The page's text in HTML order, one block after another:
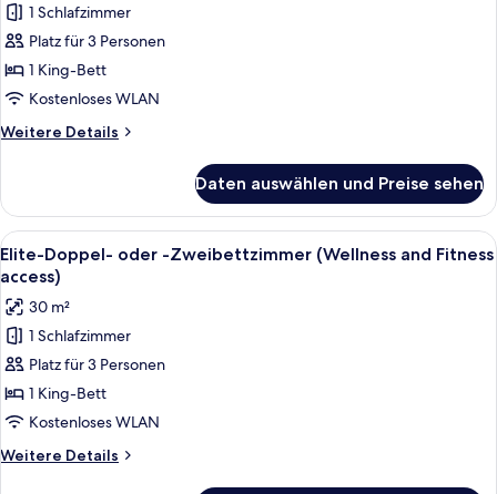
Deluxe-
Suite
(Wellness
and
access)
1 Schlafzimmer
Platz für 3 Personen
1 King-Bett
Kostenloses WLAN
Weitere Details
Weitere
Suite
(Wellness
and
Fitness
Daten auswählen und Preise sehen
Alle
Fotos
für
Elite-
Doppel-
oder
-
Zweibettzimmer
(Wellness
and
Minibar, Zimmersafe, Schreibtisch,
4
Elite-Doppel- oder -Zweibettzimmer (Wellness and Fitness
access)
30 m²
1 Schlafzimmer
Platz für 3 Personen
1 King-Bett
Kostenloses WLAN
Weitere Details
Weitere